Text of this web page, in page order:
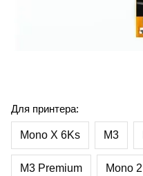
Для принтера:
Mono X 6Ks M3
M3 Premium Mono 2